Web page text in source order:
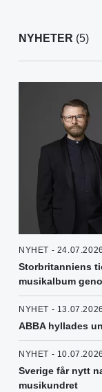
NYHETER (5)
NYHET - 24.07.2026
Storbritanniens
musikalbum
NYHET - 13.07.2026
ABBA hyllades
NYHET - 10.07.2026
Sverige får nytt
musikundret